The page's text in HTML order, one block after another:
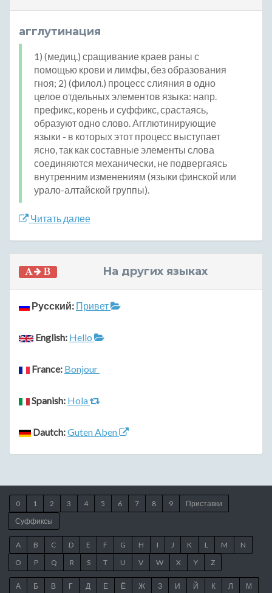
агглутинация
1) (медиц.) сращивание краев раны с
помощью крови и лимфы, без образования
гноя; 2) (филол.) процесс слияния в одно
целое отдельных элементов языка: напр.
префикс, корень и суффикс, срастаясь,
образуют одно слово. Агглютинирующие
языки - в которых этот процесс выступает
ясно, так как составные элементы слова
соединяются механически, не подвергаясь
внутренним изменениям (языки финской или
урало-алтайской группы).
Читать далее
На других языках
Русский: Привет
English: Hello
France: Bonjour
Spanish: Hola
Dautch:Guten Aben
0 1 2 3 4 5 6 7 8 9
Приставки
Суффиксы
A B C D E F G H I J K L M
N
O
P Q R S T U V W X Y Z
А Б В Г Д Е Ё Ж З И Й К Л М